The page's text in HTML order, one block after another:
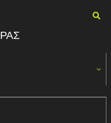
στο 5ο εξάμηνο